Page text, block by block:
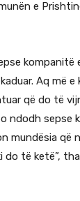
e
Aq më
që do të
ndodh
mundësia që
do të ketë”, tha